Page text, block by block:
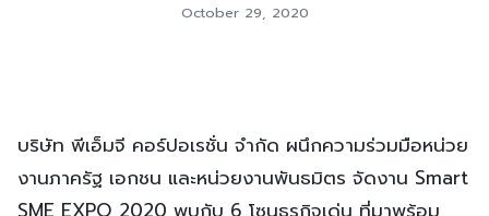
October 29, 2020
บริษัท พีเอ็มจี คอร์ปอเรชั่น จำกัด ผนึกความร่วมมือหน่วย
งานภาครัฐ เอกชน และหน่วยงานพันธมิตร จัดงาน Smart
SME EXPO 2020 พบกับ 6 โซนธุรกิจเด่น ที่มาพร้อม